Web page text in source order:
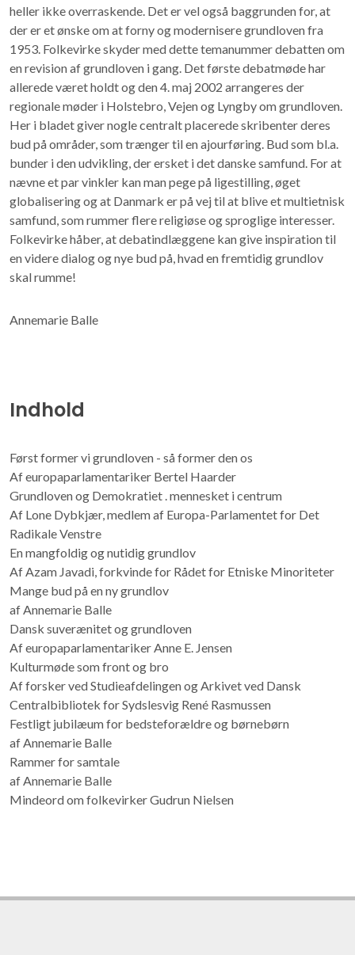
heller ikke overraskende. Det er vel også baggrunden for, at
der er et ønske om at forny og modernisere grundloven fra
1953. Folkevirke skyder med dette temanummer debatten om
en revision af grundloven i gang. Det første debatmøde har
allerede været holdt og den 4. maj 2002 arrangeres der
regionale møder i Holstebro, Vejen og Lyngby om grundloven.
Her i bladet giver nogle centralt placerede skribenter deres
bud på områder, som trænger til en ajourføring. Bud som bl.a.
bunder i den udvikling, der ersket i det danske samfund. For at
nævne et par vinkler kan man pege på ligestilling, øget
globalisering og at Danmark er på vej til at blive et multietnisk
samfund, som rummer flere religiøse og sproglige interesser.
Folkevirke håber, at debatindlæggene kan give inspiration til
en videre dialog og nye bud på, hvad en fremtidig grundlov
skal rumme!
Annemarie Balle
Indhold
Først former vi grundloven - så former den os
Af europaparlamentariker Bertel Haarder
Grundloven og Demokratiet . mennesket i centrum
Af Lone Dybkjær, medlem af Europa-Parlamentet for Det
Radikale Venstre
En mangfoldig og nutidig grundlov
Af Azam Javadi, forkvinde for Rådet for Etniske Minoriteter
Mange bud på en ny grundlov
af Annemarie Balle
Dansk suverænitet og grundloven
Af europaparlamentariker Anne E. Jensen
Kulturmøde som front og bro
Af forsker ved Studieafdelingen og Arkivet ved Dansk
Centralbibliotek for Sydslesvig René Rasmussen
Festligt jubilæum for bedsteforældre og børnebørn
af Annemarie Balle
Rammer for samtale
af Annemarie Balle
Mindeord om folkevirker Gudrun Nielsen